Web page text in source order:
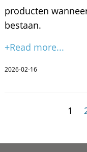
producten
bestaan.
+Read more...
2026-02-16
1